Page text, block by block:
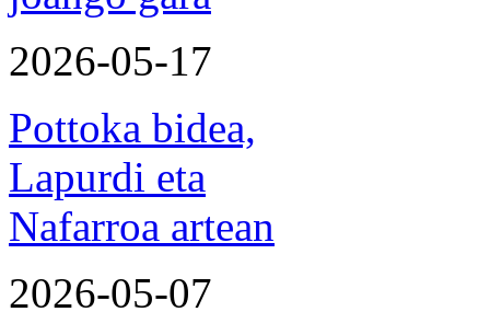
2026-05-17
Pottoka bidea,
Lapurdi eta
Nafarroa artean
2026-05-07